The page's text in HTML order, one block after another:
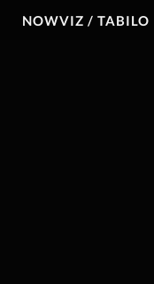
NOWVIZ / TABILO